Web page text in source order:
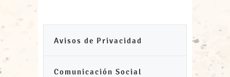
Avisos de Privacidad
Comunicación Social